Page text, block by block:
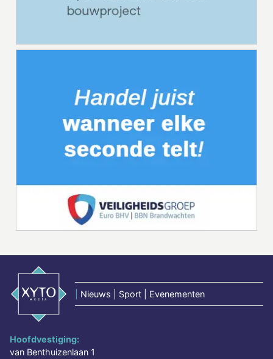
Nieuws | Sport | Evenementen
Hoofdvestiging:
van Benthuizenlaan 1